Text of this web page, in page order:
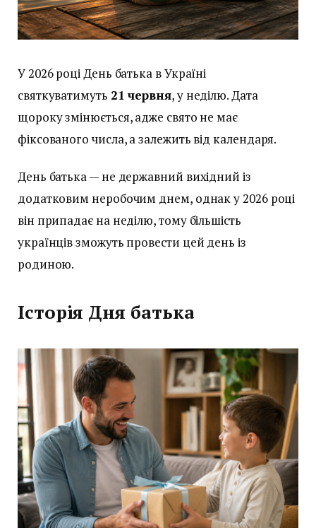
У 2026 році День батька в Україні
святкуватимуть 21 червня, у неділю. Дата
щороку змінюється, адже свято не має
фіксованого числа, а залежить від календаря.
День батька — не державний вихідний із
додатковим неробочим днем, однак у 2026 році
він припадає на неділю, тому більшість
українців зможуть провести цей день із
родиною.
Історія Дня батька